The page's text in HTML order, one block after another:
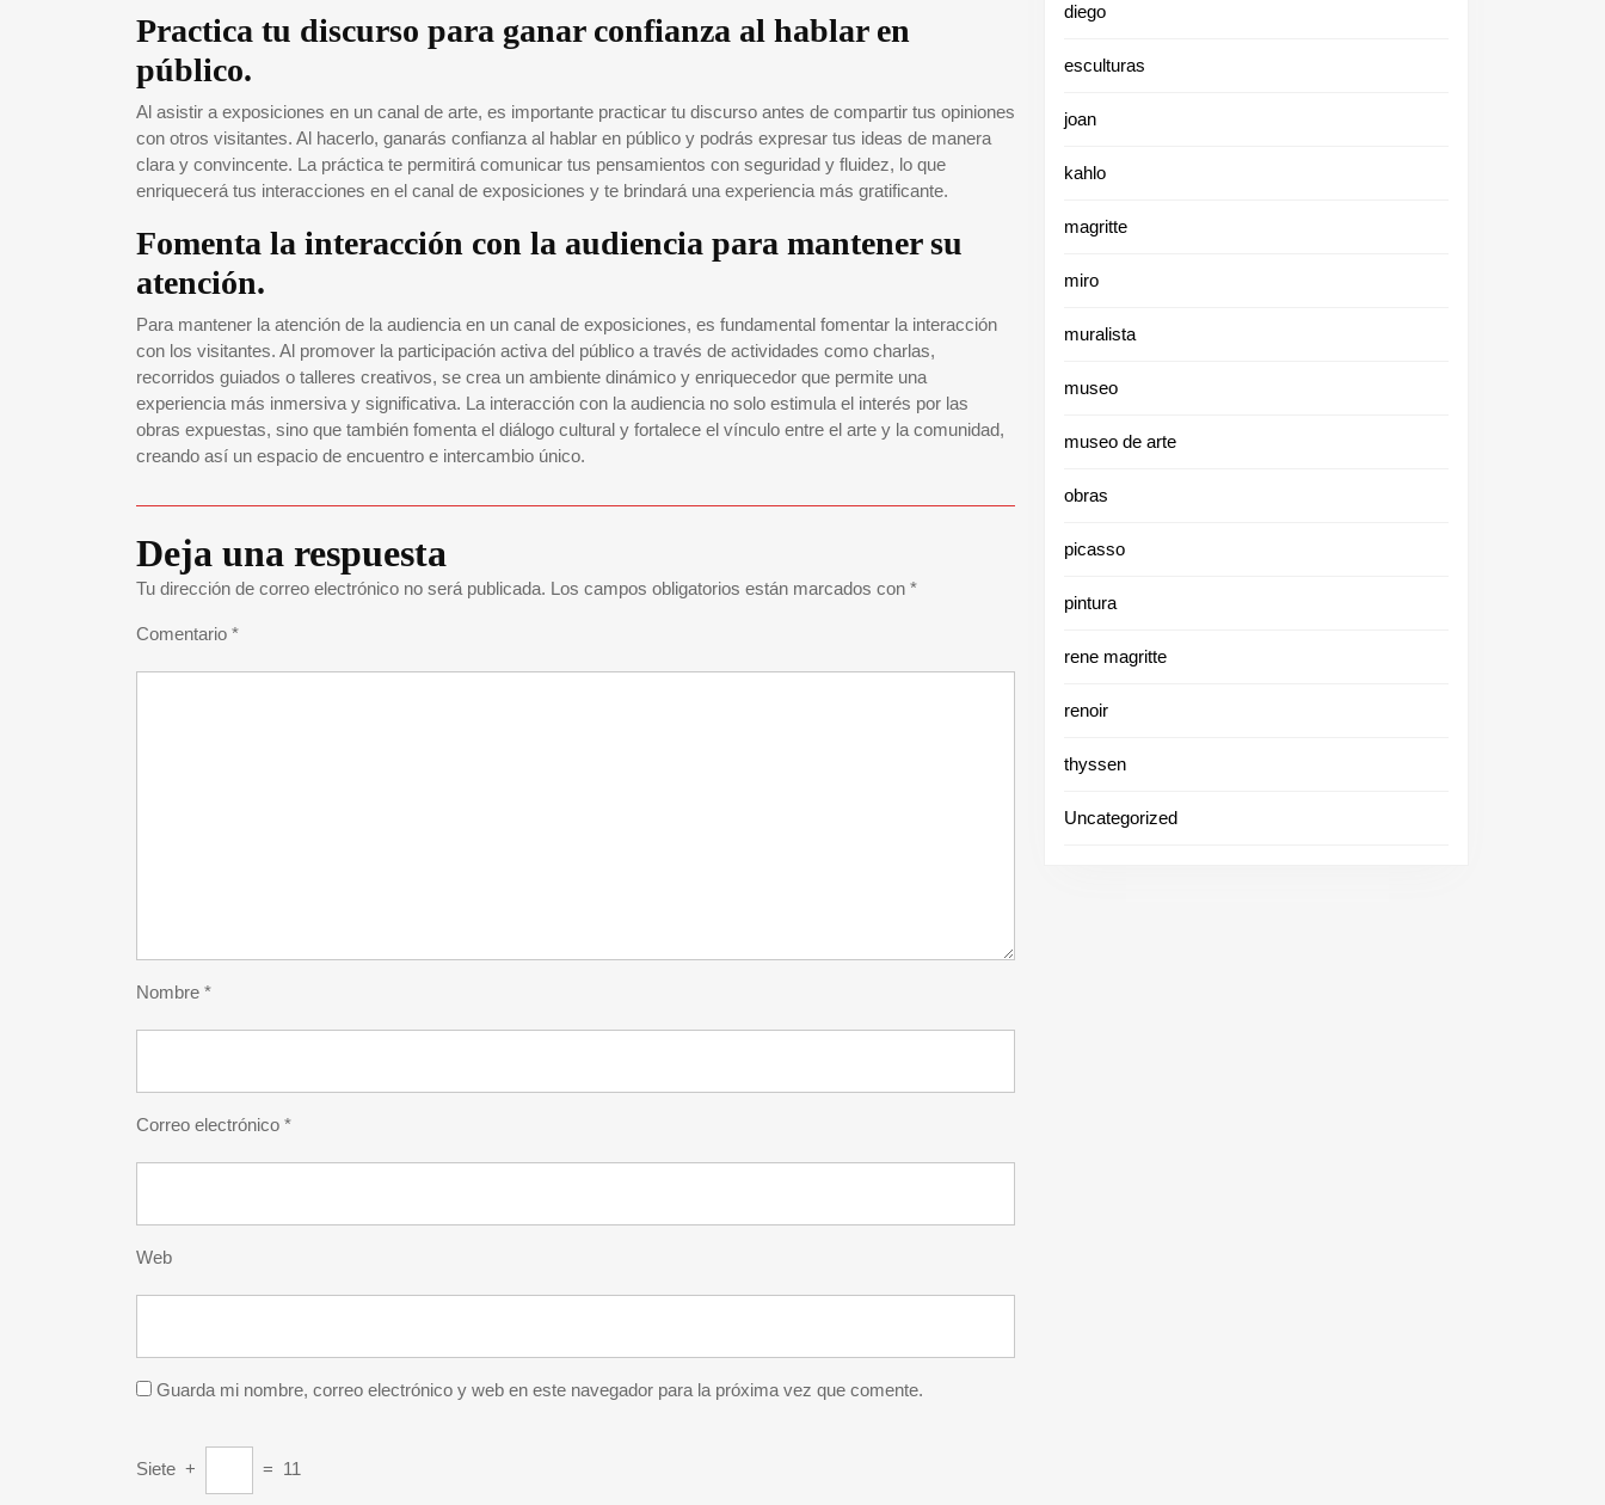
Practica tu discurso para ganar confianza al hablar en
público.
Al asistir a exposiciones en un canal de arte, es importante practicar tu discurso antes de compartir tus opiniones
con otros visitantes. Al hacerlo, ganarás confianza al hablar en público y podrás expresar tus ideas de manera
clara y convincente. La práctica te permitirá comunicar tus pensamientos con seguridad y fluidez, lo que
enriquecerá tus interacciones en el canal de exposiciones y te brindará una experiencia más gratificante.
Fomenta la interacción con la audiencia para mantener su
atención.
Para mantener la atención de la audiencia en un canal de exposiciones, es fundamental fomentar la interacción
con los visitantes. Al promover la participación activa del público a través de actividades como charlas,
recorridos guiados o talleres creativos, se crea un ambiente dinámico y enriquecedor que permite una
experiencia más inmersiva y significativa. La interacción con la audiencia no solo estimula el interés por las
obras expuestas, sino que también fomenta el diálogo cultural y fortalece el vínculo entre el arte y la comunidad,
creando así un espacio de encuentro e intercambio único.
Deja una respuesta
Tu dirección de correo electrónico no será publicada. Los campos obligatorios están marcados con *
Comentario *
Nombre *
Correo electrónico *
Web
Guarda mi nombre, correo electrónico y web en este navegador para la próxima vez que comente.
Siete + = 11
diego
esculturas
joan
kahlo
magritte
miro
muralista
museo
museo de arte
obras
picasso
pintura
rene magritte
renoir
thyssen
Uncategorized